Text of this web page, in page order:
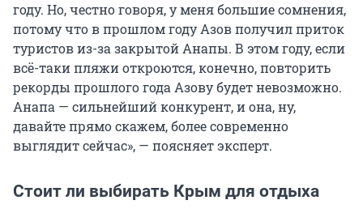
году. Но, честно говоря, у меня большие сомнения,
потому что в прошлом году Азов получил приток
туристов из-за закрытой Анапы. В этом году, если
всё-таки пляжи откроются, конечно, повторить
рекорды прошлого года Азову будет невозможно.
Анапа — сильнейший конкурент, и она, ну,
давайте прямо скажем, более современно
выглядит сейчас», — поясняет эксперт.
Стоит ли выбирать Крым для отдыха